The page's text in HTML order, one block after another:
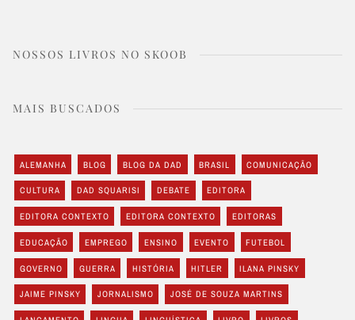
NOSSOS LIVROS NO SKOOB
MAIS BUSCADOS
ALEMANHA BLOG BLOG DA DAD BRASIL COMUNICAÇÃO
CULTURA DAD SQUARISI DEBATE EDITORA
EDITORA CONTEXTO EDITORA CONTEXTO EDITORAS
EDUCAÇÃO EMPREGO ENSINO EVENTO FUTEBOL
GOVERNO GUERRA HISTÓRIA HITLER ILANA PINSKY
JAIME PINSKY JORNALISMO JOSÉ DE SOUZA MARTINS